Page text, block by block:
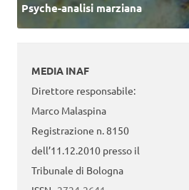
Psyche-analisi marziana
MEDIA INAF
Direttore responsabile:
Marco Malaspina
Registrazione n. 8150
dell’11.12.2010 presso il
Tribunale di Bologna